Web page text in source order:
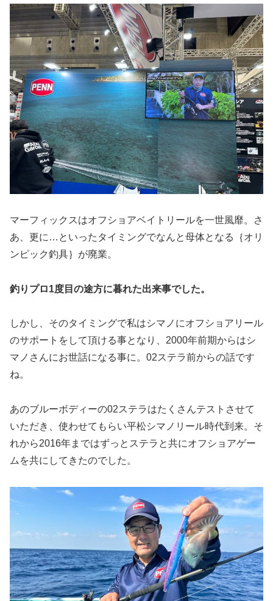
マーフィックスはオフショアベイトリールを一世風靡。さ
あ、更に…といったタイミングでなんと母体となる｛オリ
ンピック釣具｝が廃業。
釣りプロ1度目の途方に暮れた出来事でした。
しかし、そのタイミングで私はシマノにオフショアリール
のサポートをして頂ける事となり、2000年前期からはシ
マノさんにお世話になる事に。02ステラ前からの話です
ね。
あのブルーボディーの02ステラはたくさんテストさせて
いただき、使わせてもらい平松シマノリール時代到来。そ
れから2016年まではずっとステラと共にオフショアゲー
ムを共にしてきたのでした。